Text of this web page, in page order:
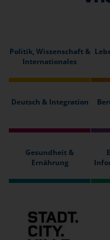
Politik, Wissenschaft &
Internationales
Deutsch & Integration
Gesundheit &
Ernährung